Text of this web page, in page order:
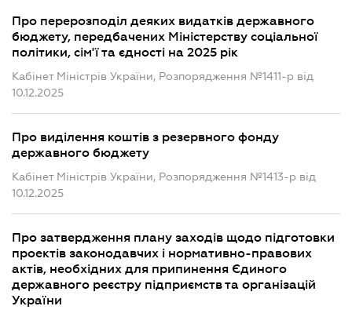
Про перерозподіл деяких видатків державного
бюджету, передбачених Міністерству соціальної
політики, сім'ї та єдності на 2025 рік
Кабінет Міністрів України, Розпорядження №1411-р від
10.12.2025
Про виділення коштів з резервного фонду
державного бюджету
Кабінет Міністрів України, Розпорядження №1413-р від
10.12.2025
Про затвердження плану заходів щодо підготовки
проектів законодавчих і нормативно-правових
актів, необхідних для припинення Єдиного
державного реєстру підприємств та організацій
України